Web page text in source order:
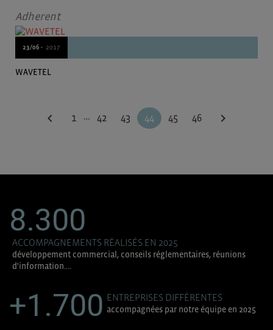
Adherent
23/06 - 2017
WAVETEL
chevron_left 1 … 42 43 44 45 46 chevron_right
8.300
ACCOMPAGNEMENTS RÉALISÉS EN 2025
développement commercial, conseils réglementaires, réunions
d'information....
+1.700 ENTREPRISES DIFFÉRENTES
accompagnées par notre équipe en 2025